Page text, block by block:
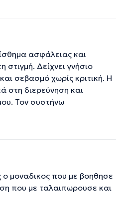
ασφάλειας και
Δείχνει γνήσιο
σεβασμό χωρίς κριτική. Η
στη διερεύνηση και
Τον συστήνω
μοναδικος που με βοηθησε
που με ταλαιπωρουσε και